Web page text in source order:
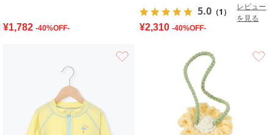
¥1,782 -40%OFF-
5.0 （1）
レビュー
を見る
¥2,310 -40%OFF-